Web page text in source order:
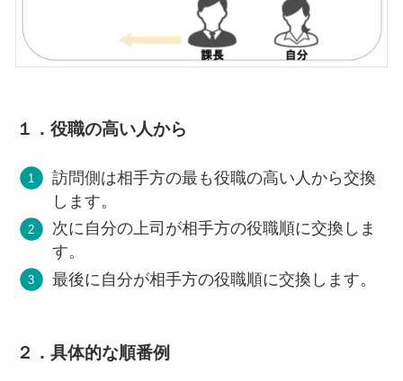
１． 役職の高い人から
訪問側は相手方の最も役職の高い人から交換
します。
次に自分の上司が相手方の役職順に交換しま
す。
最後に自分が相手方の役職順に交換します。
２． 具体的な順番例